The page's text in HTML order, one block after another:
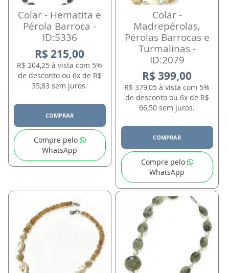
Colar - Hematita e
Pérola Barroca -
ID:5336
R$ 215,00
R$ 204,25 à vista com 5%
de desconto ou 6x de R$
35,83 sem juros.
COMPRAR
Compre pelo
WhatsApp
Colar -
Madrepérolas,
Pérolas Barrocas e
Turmalinas -
ID:2079
R$ 399,00
R$ 379,05 à vista com 5%
de desconto ou 6x de R$
66,50 sem juros.
COMPRAR
Compre pelo
WhatsApp